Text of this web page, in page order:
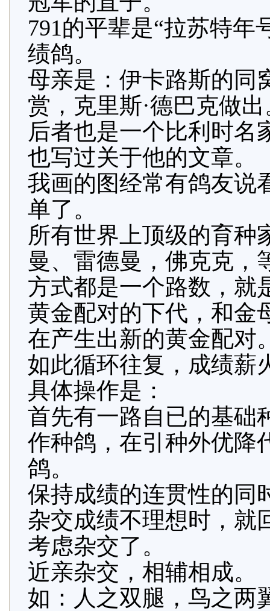
791的平辈是“拉苏特年
绩鸽。
母亲是：伊卡路斯的同
赏，克里斯·德巴克做
后者也是一个比利时名
也写过关于他的文章。
我画的图经常有鸽友说
单了。
所有世界上顶级的育种
曼、雷德曼，佛克克，
方式都是一个路数，就
黄金配对的下代，和金
在产生出新的黄金配对
如此循环往复，成绩薪
具体操作是：
首先有一路自已的基础
作种鸽，在引种外优降
鸽。
保持成绩的连贯性的同
杂交成绩不理想时，就
考虑杂交了。
近亲杂交，相辅相成。
如：人之双腿，鸟之两